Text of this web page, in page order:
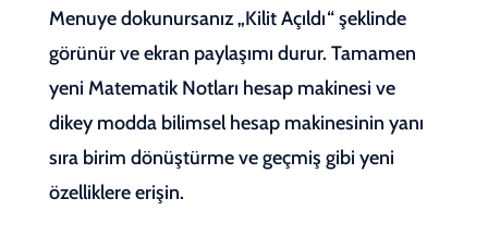
Menuye dokunursanız „Kilit Açıldı“ şeklinde
görünür ve ekran paylaşımı durur. Tamamen
yeni Matematik Notları hesap makinesi ve
dikey modda bilimsel hesap makinesinin yanı
sıra birim dönüştürme ve geçmiş gibi yeni
özelliklere erişin.